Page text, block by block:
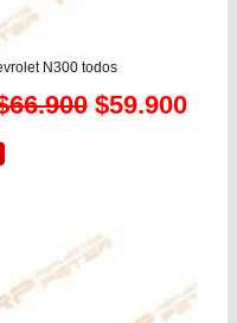
N300 todos
66.900 El
era:
$66.900.
$59.900El